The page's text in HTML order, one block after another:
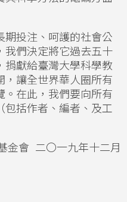
期投注、呵護的社會公
我們決定將它過去五十
捐獻給臺灣大學科學教
，讓全世界華人圈所有
。在此，我們要向所有
包括作者、編者、及工
金會 二〇一九年十二月